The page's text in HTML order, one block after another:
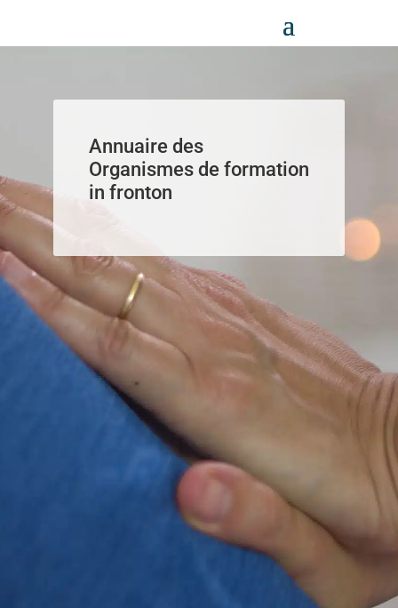
Annuaire des
Organismes de formation
in fronton